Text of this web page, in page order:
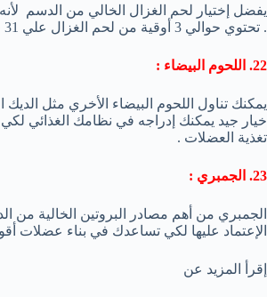
يفضل إختيار لحم الغزال الخالي من الدسم لأنه
. تحتوي حوالي 3 أوقية من لحم الغزال علي 31 جرام بروتين.
22. اللحوم البيضاء :
يمكنك تناول اللحوم البيضاء الأخري مثل الديك
خيار جيد يمكنك إدراجه في نظامك الغذائي
تغذية العضلات .
23. الجمبري :
الجمبري من أهم مصادر البروتين الخالية من
الإعتماد عليها لكي تساعدك في بناء عضلات
إقرأ المزيد عن